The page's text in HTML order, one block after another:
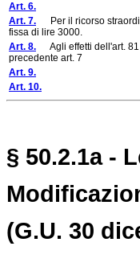
Art. 6.
Art. 7. Per il ricorso
fissa di lire 3000.
Art. 8. Agli effetti dell'art. 81
precedente art. 7
Art. 9.
Art. 10.
§ 50.2.1a -
(G.U. 30